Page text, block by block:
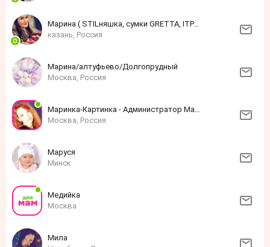
Марина ( STILняшка, сумки GRETTA, ITPARAD)
казань, Россия
Марина/алтуфьево/Долгопрудный
Москва, Россия
Маринка-Картинка - Администратор Мамфо
Москва, Россия
Маруся
Минск
Медийка
Москва
Мила